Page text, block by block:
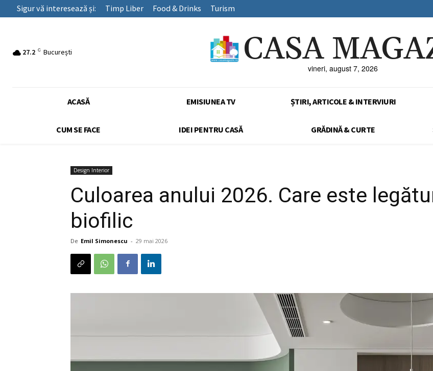
Sigur vă interesează și: Timp Liber Food & Drinks Turism
27.2 C București CASAvineri, august 7, 2026
ACASĂ EMISIUNEA TV ȘTIRI, ARTICOLE & INTERVIURI
CUM SE FACE IDEI PENTRU CASĂ GRĂDINĂ & CURTE
Design Interior
Culoarea anului 2026. Care este
biofilic
De Emil Simonescu - 29 mai 2026